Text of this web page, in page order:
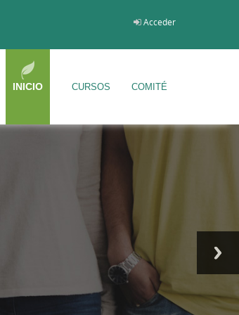
Acceder
INICIO CURSOS COMITÉ